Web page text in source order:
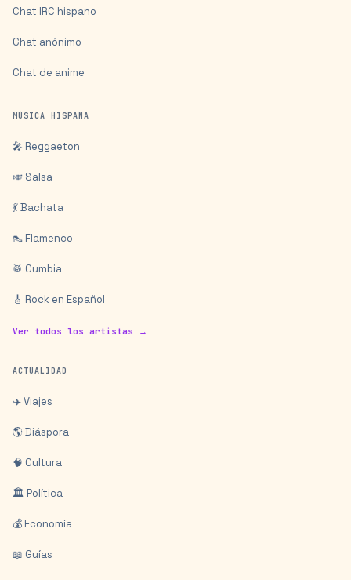
Chat IRC hispano
Chat anónimo
Chat de anime
MÚSICA HISPANA
🎤 Reggaeton
🎺 Salsa
💃 Bachata
👠 Flamenco
🥁 Cumbia
🎸 Rock en Español
Ver todos los artistas →
ACTUALIDAD
✈️ Viajes
🌎 Diáspora
🧠 Cultura
🏛️ Política
💰 Economía
📖 Guías